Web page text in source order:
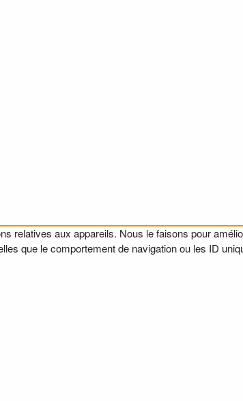
aux appareils. Nous le faisons pour
que le comportement de navigation ou les ID